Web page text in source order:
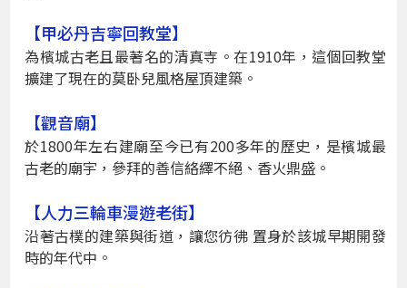
【甲必丹吉寧回教堂】
為檳城古老且最著名的清真寺。在1910年，這個回教堂
擴建了現在的莫卧兒風格屋頂建築。
【觀音廟】
於1800年左右建廟至今已有200多年的歷史，是檳城最
古老的廟宇，參拜的善信絡繹不絕、香火鼎盛。
【人力三輪車漫遊老街】
沿著古樸的建築與街道，讓您彷彿 置身於該城早期開發
時的年代中。